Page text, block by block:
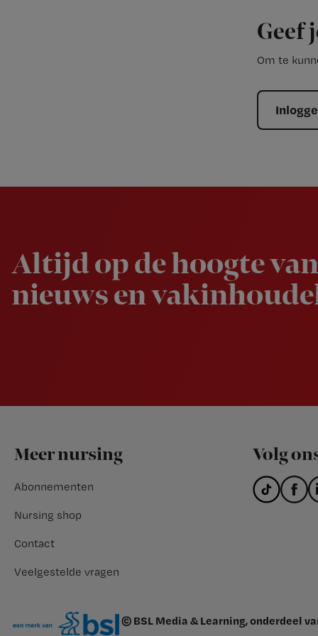
Geef
Om te
Altijd op de hoogte
nieuws en
Footer
Meer nursing
Abonnementen
Nursing shop
Contact
Veelgestelde vragen
Volg
© BSL Media & Learning, onderdeel